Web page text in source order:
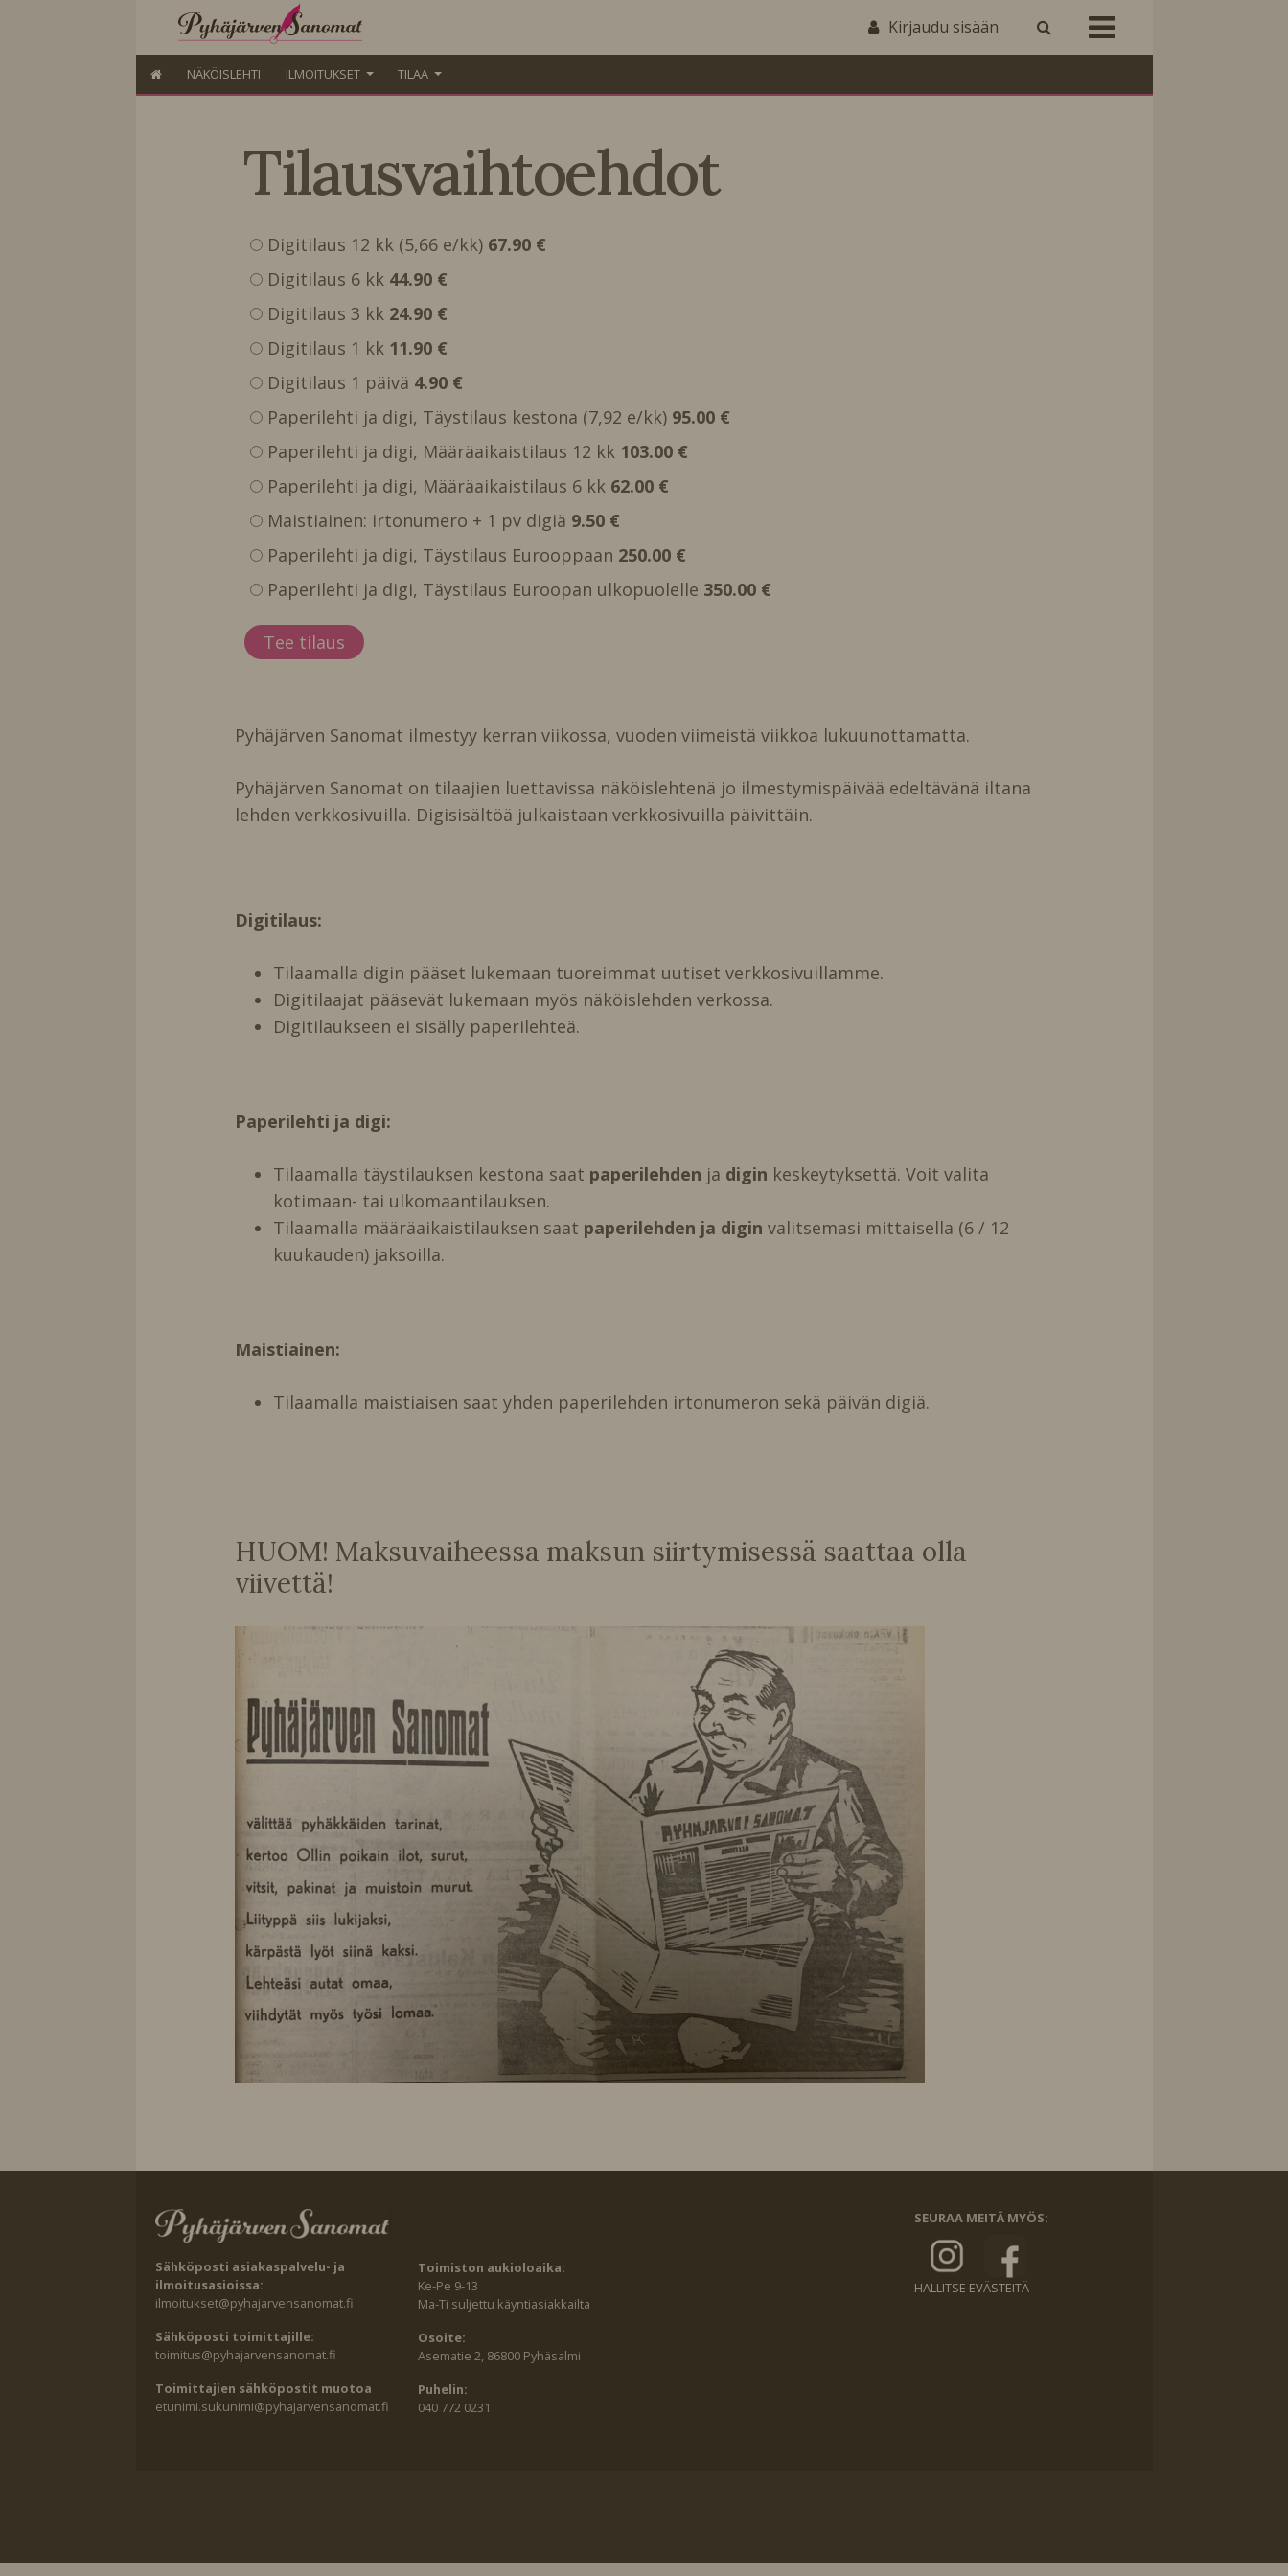
Kirjaudu sisään
NÄKÖISLEHTI ILMOITUKSET TILAA
Tilausvaihtoehdot
Digitilaus 12 kk (5,66 e/kk) 67.90 €
Digitilaus 6 kk 44.90 €
Digitilaus 3 kk 24.90 €
Digitilaus 1 kk 11.90 €
Digitilaus 1 päivä 4.90 €
Paperilehti ja digi, Täystilaus kestona (7,92 e/kk) 95.00 €
Paperilehti ja digi, Määräaikaistilaus 12 kk 103.00 €
Paperilehti ja digi, Määräaikaistilaus 6 kk 62.00 €
Maistiainen: irtonumero + 1 pv digiä 9.50 €
Paperilehti ja digi, Täystilaus Eurooppaan 250.00 €
Paperilehti ja digi, Täystilaus Euroopan ulkopuolelle 350.00 €
Pyhäjärven Sanomat ilmestyy kerran viikossa, vuoden viimeistä viikkoa lukuunottamatta.
Pyhäjärven Sanomat on tilaajien luettavissa näköislehtenä jo ilmestymispäivää edeltävänä iltana
lehden verkkosivuilla. Digisisältöä julkaistaan verkkosivuilla päivittäin.
Digitilaus:
Tilaamalla digin pääset lukemaan tuoreimmat uutiset verkkosivuillamme.
Digitilaajat pääsevät lukemaan myös näköislehden verkossa.
Digitilaukseen ei sisälly paperilehteä.
Paperilehti ja digi:
Tilaamalla täystilauksen kestona saat paperilehden ja digin keskeytyksettä. Voit valita
kotimaan- tai ulkomaantilauksen.
Tilaamalla määräaikaistilauksen saat paperilehden ja digin valitsemasi mittaisella (6 / 12
kuukauden) jaksoilla.
Maistiainen:
Tilaamalla maistiaisen saat yhden paperilehden irtonumeron sekä päivän digiä.
HUOM! Maksuvaiheessa maksun siirtymisessä saattaa olla
viivettä!
Sähköposti asiakaspalvelu- ja
ilmoitusasioissa:
ilmoitukset@pyhajarvensanomat.fi
Sähköposti toimittajille:
toimitus@pyhajarvensanomat.fi
Toimittajien sähköpostit muotoa
etunimi.sukunimi@pyhajarvensanomat.fi
Toimiston aukioloaika:
Ke-Pe 9-13
Ma-Ti suljettu käyntiasiakkailta
Osoite:
Asematie 2, 86800 Pyhäsalmi
Puhelin:
040 772 0231
SEURAA MEITÄ MYÖS:
HALLITSE EVÄSTEITÄ